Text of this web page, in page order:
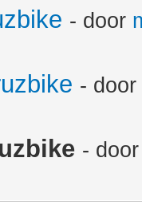
- door
- door
-